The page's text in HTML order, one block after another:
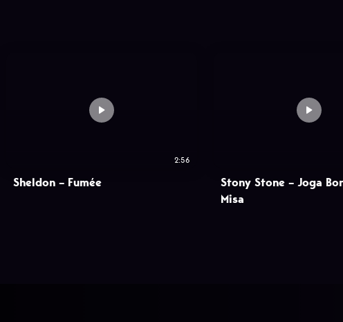
2:56
Sheldon – Fumée
Stony Stone – Joga
Misa